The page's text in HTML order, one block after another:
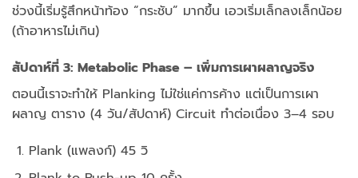
ช่วงนี้เริ่มรู้สึกหน้าท้อง “กระชับ” มากขึ้น เอวเริ่มเล็กลงเล็กน้อย
(ถ้าอาหารไม่เกิน)
สัปดาห์ที่ 3: Metabolic Phase – เพิ่มการเผาผลาญจริง
ตอนนี้เราจะทำให้ Planking ไม่ใช่แค่การค้าง แต่เป็นการเผา
ผลาญ ตาราง (4 วัน/สัปดาห์) Circuit ทำต่อเนื่อง 3–4 รอบ
Plank (แพลงก์) 45 วิ